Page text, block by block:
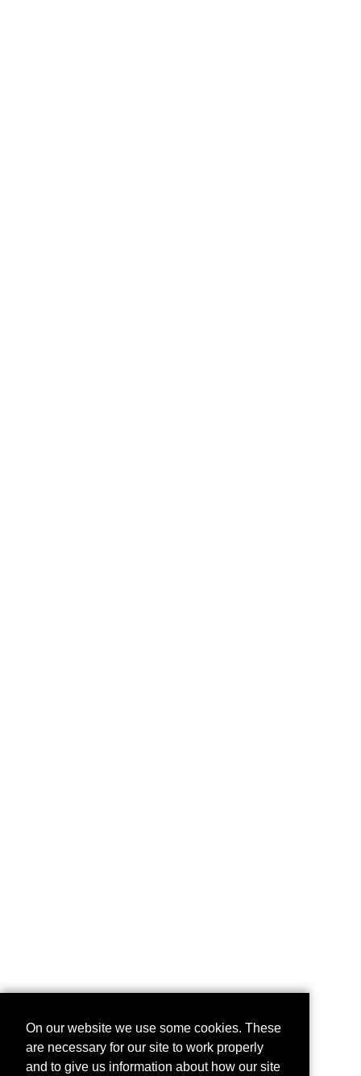
On our website we use some cookies. These
are necessary for our site to work properly
and to give us information about how our site